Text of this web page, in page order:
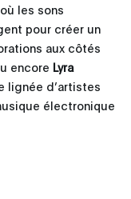
les sons
pour créer un
aux côtés
encore Lyra
lignée d’artistes
électronique